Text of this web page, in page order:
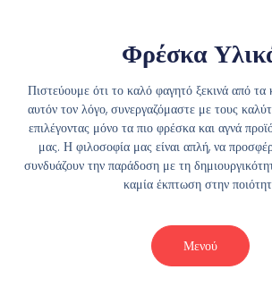
Φρέσκα
Πιστεύουμε ότι το καλό φαγητό ξεκινά από τα
αυτόν τον λόγο, συνεργαζόμαστε με τους
επιλέγοντας μόνο τα πιο φρέσκα και αγνά
μας. Η φιλοσοφία μας είναι απλή, να
συνδυάζουν την παράδοση με τη
καμία έκπτωση στην
Μενού